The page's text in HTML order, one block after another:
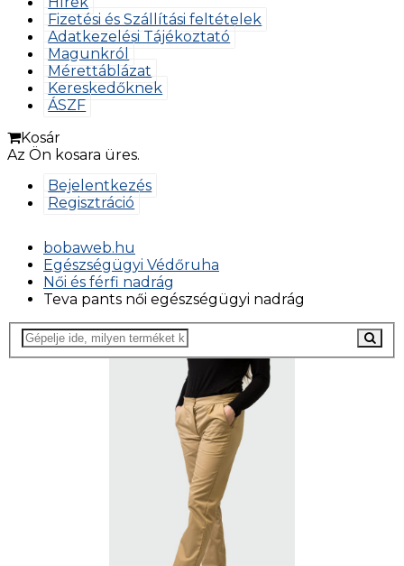
Fizetési és Szállítási feltételek
Adatkezelési Tájékoztató
Magunkról
Mérettáblázat
Kereskedőknek
ÁSZF
Kosár
Az Ön kosara üres.
Bejelentkezés
Regisztráció
bobaweb.hu
Egészségügyi Védőruha
Női és férfi nadrág
Teva pants női egészségügyi nadrág